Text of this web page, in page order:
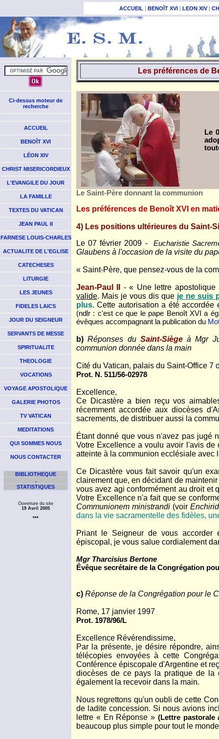
ACCUEIL | BENOÎT XVI | LEON XIV|
Ci-dessus moteur de
recherche
ACCUEIL
BENOÎT XVI
LÉON XIV
CHRIST MISERICORDIEUX
L'EVANGILE DU JOUR
LA FAMILLE
TEXTES DU VATICAN
JEAN PAUL II
FARNESE LOUIS-CHARLES
ACTUALITE DE L'EGLISE
CATECHESES
LITURGIE
LES JEUNES
FIDELES LAICS
JOUR DU SEIGNEUR
SERVANTS DE MESSE
SPIRITUALITE
THEOLOGIE
VOCATIONS
VOYAGE APOSTOLIQUE
GALERIE PHOTOS
TV VATICAN
MEDITATIONS
QUI SOMMES NOUS
NOUS CONTACTER
BIBLIOTHEQUE
.
STATISTIQUES
Ouverture du site
19 Avril 2005
***
Les préférences de
Le
Le Saint-Père donnant la communion
Les préférences de Benoît XVI en
4) Les positions ultérieures du Saint-
Le 07 février 2009 -
Eucharistie
Glaubens à l'occasion de la visite du
« Saint-Père, que pensez-vous de la
Jean-Paul II
- « Une lettre
valide. Mais je vous dis que je ne suis
plus. Cette autorisation a été
(ndlr : c'est ce que le pape Benoît XVI a
évêques accompagnant la publication du
b) Réponses du Saint-Siègeà Mgr
communion donnée dans la main
Cité du Vatican, palais du Saint-Office 7
Prot. N. 511/56-02978
Excellence,
Ce Dicastère a bien reçu vos
récemment accordée aux diocèses
sacrements, de distribuer aussi la
Étant donné que vous n'avez pas jugé
Votre Excellence a voulu avoir l'avis de
atteinte à la communion ecclésiale
Ce Dicastère vous fait savoir qu'un
clairement que, en décidant de
vous avez agi conformément au droit et
Votre Excellence n'a fait que se
Communionem ministrandi (voir
dans la vie sacramentelle des fidèles,
Priant le Seigneur de vous accorder
épiscopal, je vous salue cordialement
Mgr Tharcisius Bertone
Évêque secrétaire de la Congrégation
c) Réponse de la Congrégation pour le
Rome, 17 janvier 1997
Prot. 1978/96/L
Excellence Révérendissime,
Par la présente, je désire répondre,
télécopies envoyées à cette
Conférence épiscopale d'Argentine et
diocèses de ce pays la pratique de la
également la recevoir dans la main.
Nous regrettons qu'un oubli de cette
de ladite concession. Si nous avions
lettre « En Réponse » (Lettre
beaucoup plus simple pour tout le